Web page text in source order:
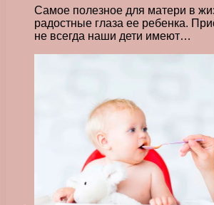
Самое полезное для матери в
радостные глаза ее ребенка.
не всегда наши дети имеют…